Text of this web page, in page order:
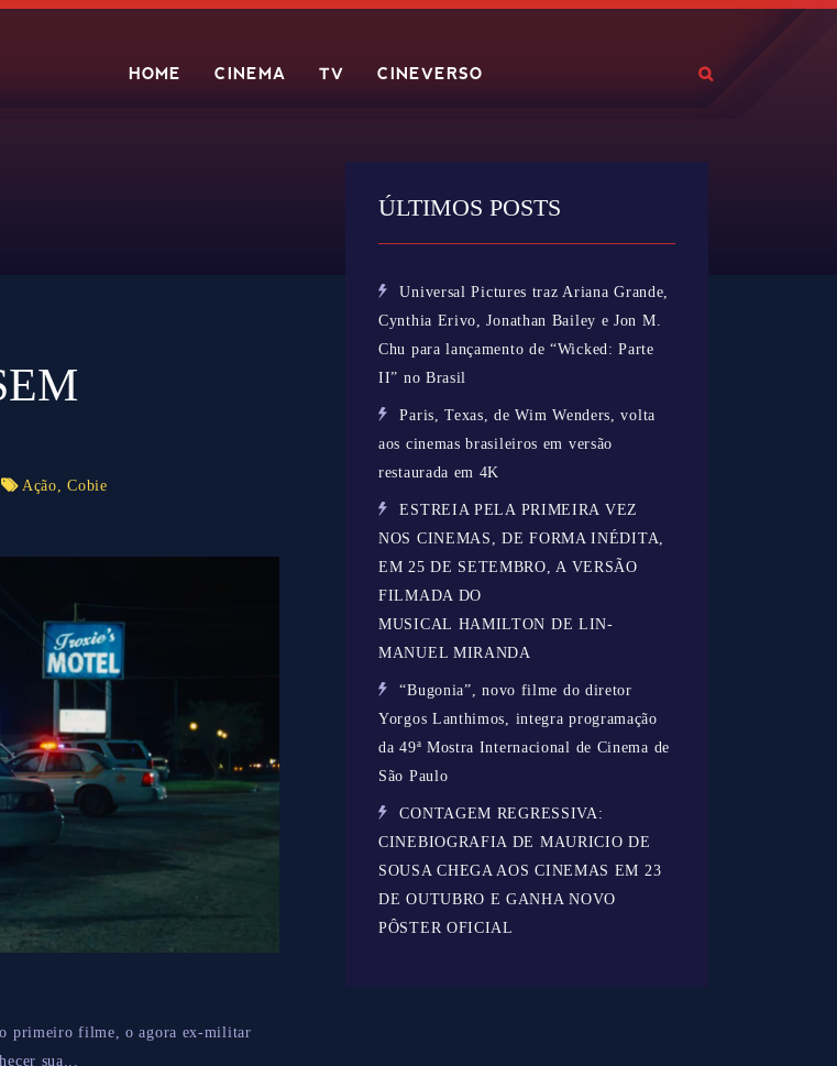
HOME CINEMA TV CINEVERSO
Ação,Cobie
primeiro filme, o agora ex-militar
sua...
ÚLTIMOS POSTS
Universal Pictures traz Ariana Grande,
Cynthia Erivo, Jonathan Bailey e Jon M.
Chu para lançamento de “Wicked: Parte
II” no Brasil
Paris, Texas, de Wim Wenders, volta
aos cinemas brasileiros em versão
restaurada em 4K
ESTREIA PELA PRIMEIRA VEZ
NOS CINEMAS, DE FORMA INÉDITA,
EM 25 DE SETEMBRO, A VERSÃO
FILMADA DO
MUSICAL HAMILTON DE LIN-
MANUEL MIRANDA
“Bugonia”, novo filme do diretor
Yorgos Lanthimos, integra programação
da 49ª Mostra Internacional de Cinema de
São Paulo
CONTAGEM REGRESSIVA:
CINEBIOGRAFIA DE MAURICIO DE
SOUSA CHEGA AOS CINEMAS EM 23
DE OUTUBRO E GANHA NOVO
PÔSTER OFICIAL